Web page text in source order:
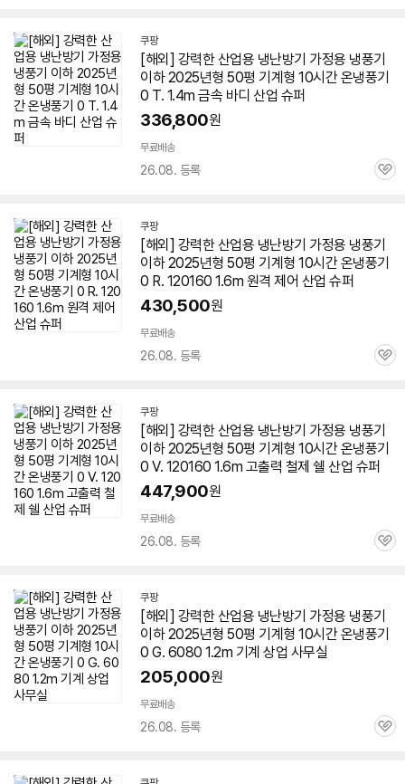
쿠팡
[해외] 강력한 산업용 냉난방기 가정용 냉풍기
이하 2025년형 50평 기계형 10시간 온냉풍기
0 T. 1.4m 금속 바디 산업 슈퍼
336,800원
무료배송
26.08. 등록
관
쿠팡
[해외] 강력한 산업용 냉난방기 가정용 냉풍기
이하 2025년형 50평 기계형 10시간 온냉풍기
0 R. 120160 1.6m 원격 제어 산업 슈퍼
430,500원
무료배송
26.08. 등록
관
쿠팡
[해외] 강력한 산업용 냉난방기 가정용 냉풍기
이하 2025년형 50평 기계형 10시간 온냉풍기
0 V. 120160 1.6m 고출력 철제 쉘 산업 슈퍼
447,900원
무료배송
26.08. 등록
관
쿠팡
[해외] 강력한 산업용 냉난방기 가정용 냉풍기
이하 2025년형 50평 기계형 10시간 온냉풍기
0 G. 6080 1.2m 기계 상업 사무실
205,000원
무료배송
26.08. 등록
관